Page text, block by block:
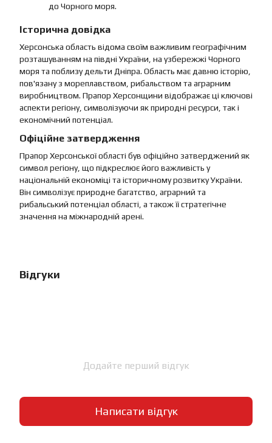
до Чорного моря.
Історична довідка
Херсонська область відома своїм важливим географічним
розташуванням на півдні України, на узбережжі Чорного
моря та поблизу дельти Дніпра. Область має давню історію,
пов'язану з мореплавством, рибальством та аграрним
виробництвом. Прапор Херсонщини відображає ці ключові
аспекти регіону, символізуючи як природні ресурси, так і
економічний потенціал.
Офіційне затвердження
Прапор Херсонської області був офіційно затверджений як
символ регіону, що підкреслює його важливість у
національній економіці та історичному розвитку України.
Він символізує природне багатство, аграрний та
рибальський потенціал області, а також її стратегічне
значення на міжнародній арені.
Відгуки
Додайте перший відгук
Написати відгук